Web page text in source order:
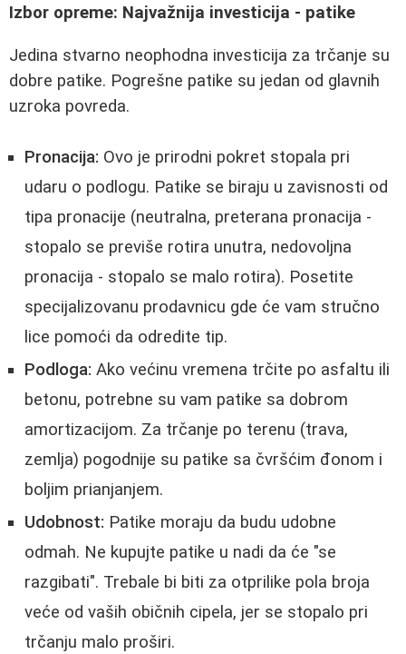
Izbor opreme: Najvažnija investicija - patike
Jedina stvarno neophodna investicija za trčanje su
dobre patike. Pogrešne patike su jedan od glavnih
uzroka povreda.
Pronacija: Ovo je prirodni pokret stopala pri
udaru o podlogu. Patike se biraju u zavisnosti od
tipa pronacije (neutralna, preterana pronacija -
stopalo se previše rotira unutra, nedovoljna
pronacija - stopalo se malo rotira). Posetite
specijalizovanu prodavnicu gde će vam stručno
lice pomoći da odredite tip.
Podloga: Ako većinu vremena trčite po asfaltu ili
betonu, potrebne su vam patike sa dobrom
amortizacijom. Za trčanje po terenu (trava,
zemlja) pogodnije su patike sa čvršćim đonom i
boljim prianjanjem.
Udobnost: Patike moraju da budu udobne
odmah. Ne kupujte patike u nadi da će "se
razgibati". Trebale bi biti za otprilike pola broja
veće od vaših običnih cipela, jer se stopalo pri
trčanju malo proširi.